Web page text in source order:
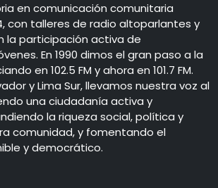
en comunicación comunitaria
con talleres de radio altoparlantes y
la participación activa de
En 1990 dimos el gran paso a la
en 102.5 FM y ahora en 101.7 FM.
y Lima Sur, llevamos nuestra voz al
una ciudadanía activa y
la riqueza social, política y
comunidad, y fomentando el
y democrático.